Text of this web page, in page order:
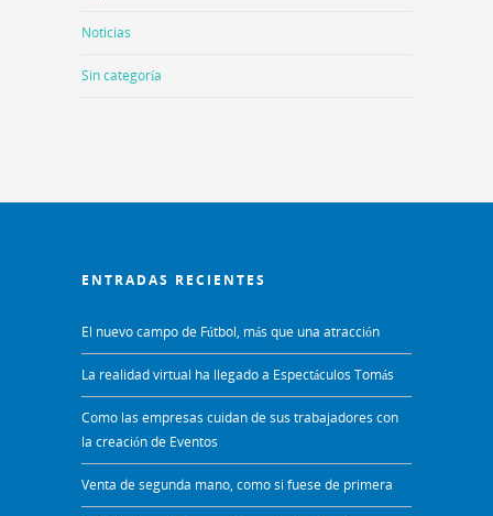
Noticias
Sin categoría
ENTRADAS RECIENTES
El nuevo campo de Fútbol, más que una atracción
La realidad virtual ha llegado a Espectáculos Tomás
Como las empresas cuidan de sus trabajadores con
la creación de Eventos
Venta de segunda mano, como si fuese de primera